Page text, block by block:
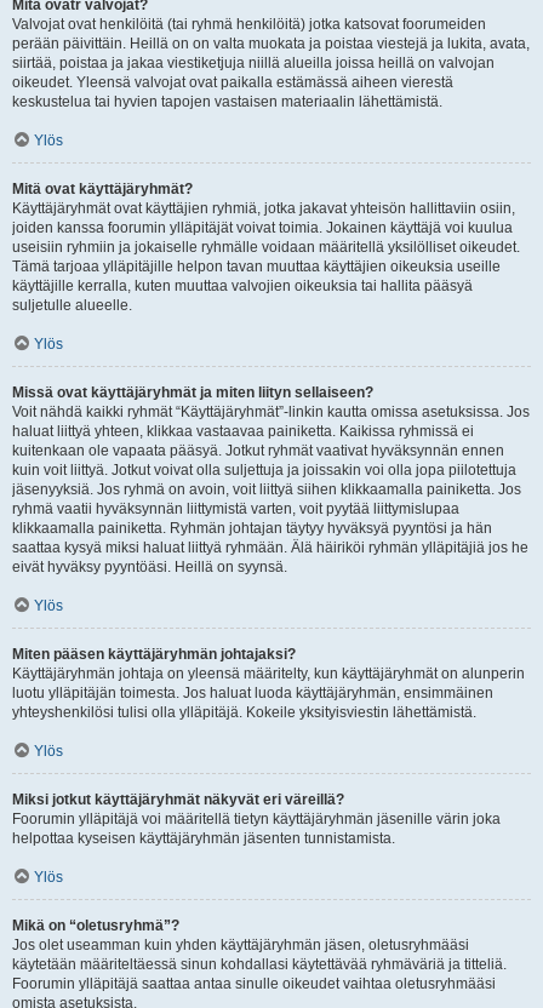
Mitä ovatr valvojat?
Valvojat ovat henkilöitä (tai ryhmä henkilöitä) jotka katsovat foorumeiden
perään päivittäin. Heillä on on valta muokata ja poistaa viestejä ja lukita, avata,
siirtää, poistaa ja jakaa viestiketjuja niillä alueilla joissa heillä on valvojan
oikeudet. Yleensä valvojat ovat paikalla estämässä aiheen vierestä
keskustelua tai hyvien tapojen vastaisen materiaalin lähettämistä.
Ylös
Mitä ovat käyttäjäryhmät?
Käyttäjäryhmät ovat käyttäjien ryhmiä, jotka jakavat yhteisön hallittaviin osiin,
joiden kanssa foorumin ylläpitäjät voivat toimia. Jokainen käyttäjä voi kuulua
useisiin ryhmiin ja jokaiselle ryhmälle voidaan määritellä yksilölliset oikeudet.
Tämä tarjoaa ylläpitäjille helpon tavan muuttaa käyttäjien oikeuksia useille
käyttäjille kerralla, kuten muuttaa valvojien oikeuksia tai hallita pääsyä
suljetulle alueelle.
Ylös
Missä ovat käyttäjäryhmät ja miten liityn sellaiseen?
Voit nähdä kaikki ryhmät “Käyttäjäryhmät”-linkin kautta omissa asetuksissa. Jos
haluat liittyä yhteen, klikkaa vastaavaa painiketta. Kaikissa ryhmissä ei
kuitenkaan ole vapaata pääsyä. Jotkut ryhmät vaativat hyväksynnän ennen
kuin voit liittyä. Jotkut voivat olla suljettuja ja joissakin voi olla jopa piilotettuja
jäsenyyksiä. Jos ryhmä on avoin, voit liittyä siihen klikkaamalla painiketta. Jos
ryhmä vaatii hyväksynnän liittymistä varten, voit pyytää liittymislupaa
klikkaamalla painiketta. Ryhmän johtajan täytyy hyväksyä pyyntösi ja hän
saattaa kysyä miksi haluat liittyä ryhmään. Älä häiriköi ryhmän ylläpitäjiä jos he
eivät hyväksy pyyntöäsi. Heillä on syynsä.
Ylös
Miten pääsen käyttäjäryhmän johtajaksi?
Käyttäjäryhmän johtaja on yleensä määritelty, kun käyttäjäryhmät on alunperin
luotu ylläpitäjän toimesta. Jos haluat luoda käyttäjäryhmän, ensimmäinen
yhteyshenkilösi tulisi olla ylläpitäjä. Kokeile yksityisviestin lähettämistä.
Ylös
Miksi jotkut käyttäjäryhmät näkyvät eri väreillä?
Foorumin ylläpitäjä voi määritellä tietyn käyttäjäryhmän jäsenille värin joka
helpottaa kyseisen käyttäjäryhmän jäsenten tunnistamista.
Ylös
Mikä on “oletusryhmä”?
Jos olet useamman kuin yhden käyttäjäryhmän jäsen, oletusryhmääsi
käytetään määriteltäessä sinun kohdallasi käytettävää ryhmäväriä ja titteliä.
Foorumin ylläpitäjä saattaa antaa sinulle oikeudet vaihtaa oletusryhmääsi
omista asetuksista.